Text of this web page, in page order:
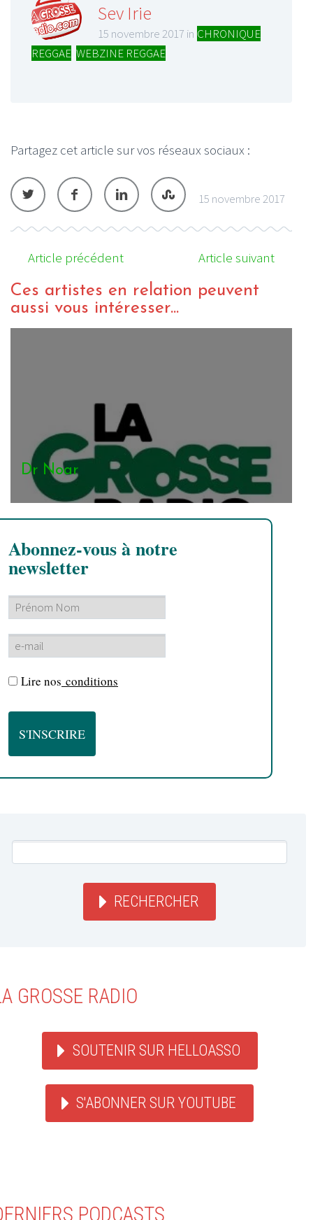
Sev Irie
15 novembre 2017 in CHRONIQUE
REGGAE WEBZINE REGGAE
Partagez cet article sur vos réseaux sociaux :
15 novembre 2017
Article précédent Article suivant
Ces artistes en relation peuvent
aussi vous intéresser...
Dr Noar
Abonnez-vous à notre
newsletter
Lire nos conditions
RECHERCHER
GROSSE RADIO
SOUTENIR SUR HELLOASSO
S'ABONNER SUR YOUTUBE
PODCASTS